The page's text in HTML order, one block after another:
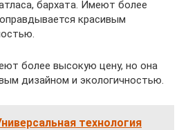
бархата. Имеют более
красивым
более высокую цену, но она
дизайном и экологичностью.
технология